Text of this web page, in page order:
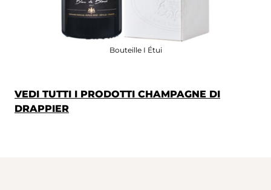
Bouteille I Étui
VEDI TUTTI I PRODOTTI CHAMPAGNE DI
DRAPPIER